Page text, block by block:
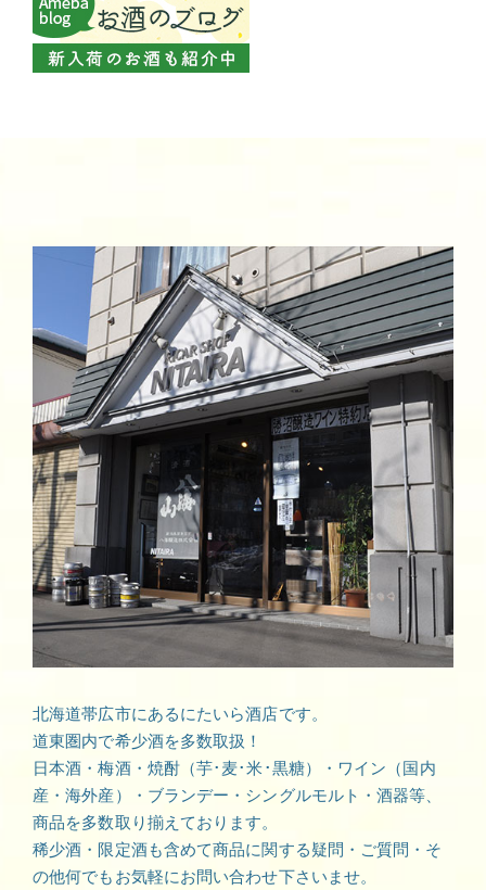
北海道帯広市にあるにたいら酒店です。
道東圏内で希少酒を多数取扱！
日本酒・梅酒・焼酎（芋･麦･米･黒糖）・ワイン（国内
産・海外産）・ブランデー・シングルモルト・酒器等、
商品を多数取り揃えております。
稀少酒・限定酒も含めて商品に関する疑問・ご質問・そ
の他何でもお気軽にお問い合わせ下さいませ。